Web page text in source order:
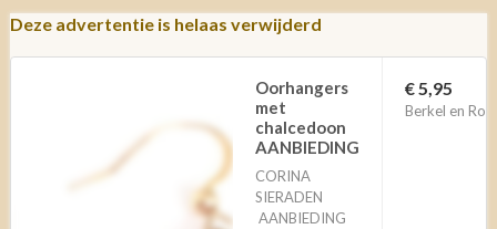
Deze advertentie is helaas verwijderd
Oorhangers
met
chalcedoon
AANBIEDING
CORINA
SIERADEN
AANBIEDING
€ 5,95
Berkel en